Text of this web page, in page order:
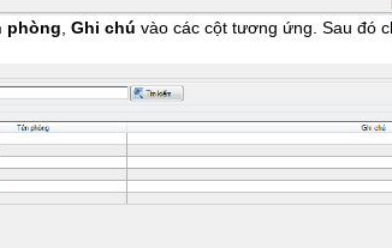
phòng Ghi chú vào các cột tương ứng. Sau đó